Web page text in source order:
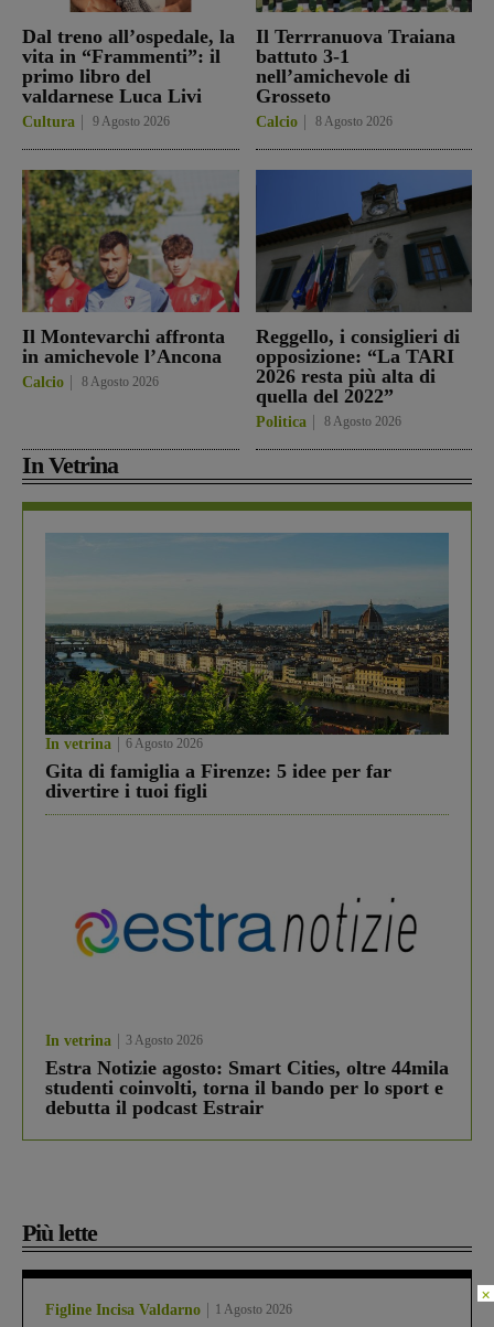
Dal treno all’ospedale, la
vita in “Frammenti”: il
primo libro del
valdarnese Luca Livi
Cultura 9 Agosto 2026
Il Terrranuova Traiana
battuto 3-1
nell’amichevole di
Grosseto
Calcio 8 Agosto 2026
Il Montevarchi affronta
in amichevole l’Ancona
Calcio 8 Agosto 2026
Reggello, i consiglieri di
opposizione: “La TARI
2026 resta più alta di
quella del 2022”
Politica 8 Agosto 2026
In Vetrina
In vetrina 6 Agosto 2026
Gita di famiglia a Firenze: 5 idee per far
divertire i tuoi figli
In vetrina 3 Agosto 2026
Estra Notizie agosto: Smart Cities, oltre 44mila
studenti coinvolti, torna il bando per lo sport e
debutta il podcast Estrair
Più lette
Figline Incisa Valdarno 1 Agosto 2026
×